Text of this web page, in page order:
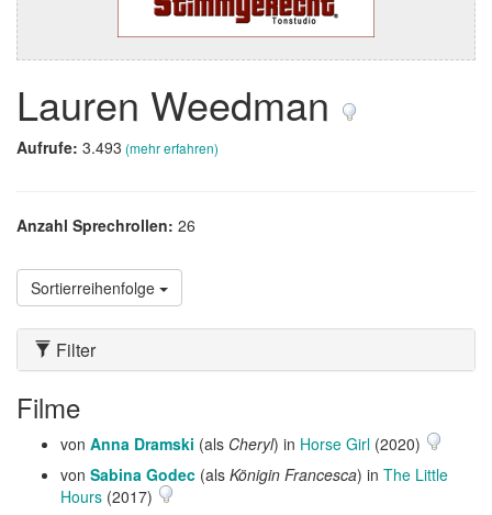
Lauren Weedman
Aufrufe: 3.493 (mehr erfahren)
Anzahl Sprechrollen: 26
Sortierreihenfolge
Filter
Filme
von Anna Dramski (als Cheryl) in Horse Girl (2020)
von Sabina Godec (als Königin Francesca) in The Little
Hours (2017)